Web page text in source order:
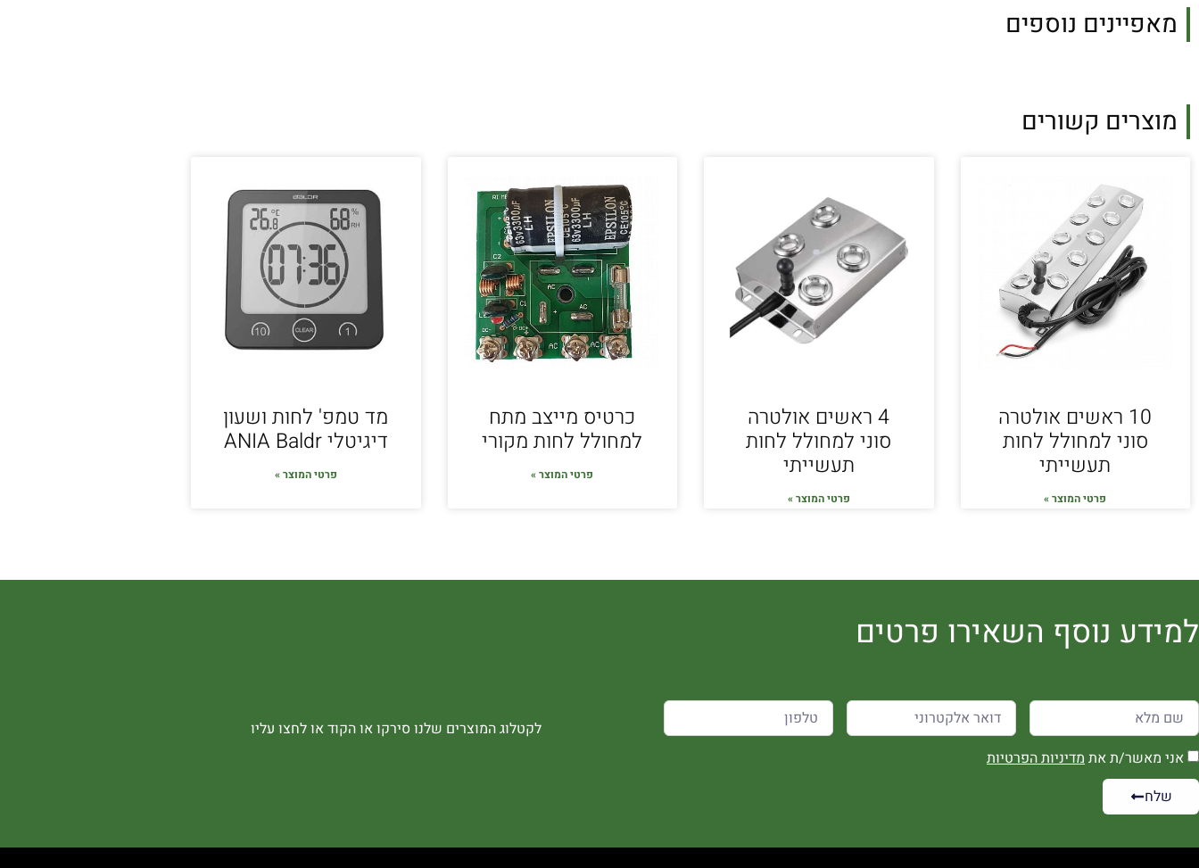
מאפיינים נוספים
מוצרים קשורים
10 ראשים אולטרה
סוני למחולל לחות
תעשייתי
פרטי המוצר »
4 ראשים אולטרה
סוני למחולל לחות
תעשייתי
פרטי המוצר »
כרטיס מייצב מתח
למחולל לחות מקורי
פרטי המוצר »
מד טמפ' לחות ושעון
דיגיטלי ANIA Baldr
פרטי המוצר »
למידע נוסף השאירו פרטים
אני מאשר/ת את מדיניות הפרטיות
שלח
לקטלוג המוצרים שלנו סירקו או הקוד או לחצו עליו